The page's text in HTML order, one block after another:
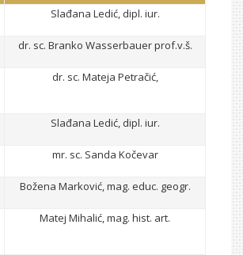
Slađana Ledić, dipl. iur.
dr. sc. Branko Wasserbauer prof.v.š.
dr. sc. Mateja Petračić,
Slađana Ledić, dipl. iur.
mr. sc. Sanda Kočevar
Božena Marković, mag. educ. geogr.
Matej Mihalić, mag. hist. art.